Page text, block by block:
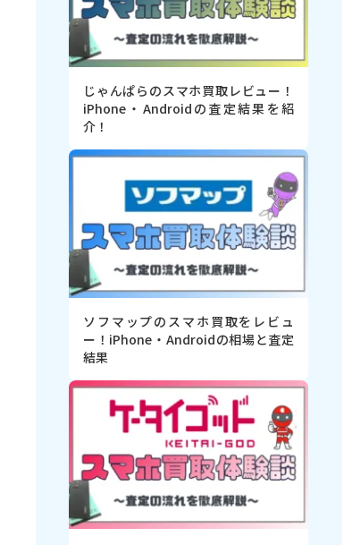
じゃんぱらのスマホ買取レビュー！
iPhone・Androidの査定結果を紹
介！
ソフマップのスマホ買取をレビュ
ー！iPhone・Androidの相場と査定
結果